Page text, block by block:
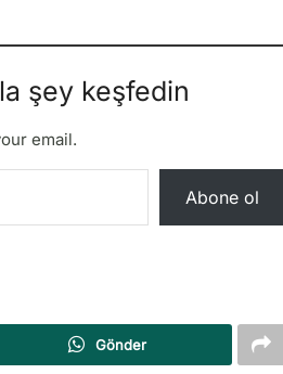
şey keşfedin
email.
Abone ol
Gönder